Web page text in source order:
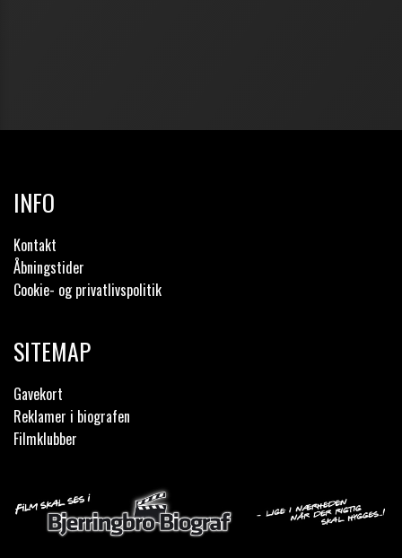
INFO
Kontakt
Åbningstider
Cookie- og privatlivspolitik
SITEMAP
Gavekort
Reklamer i biografen
Filmklubber